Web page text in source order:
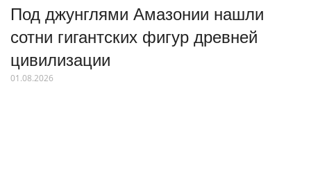
Под джунглями Амазонии нашли
сотни гигантских фигур древней
цивилизации
01.08.2026